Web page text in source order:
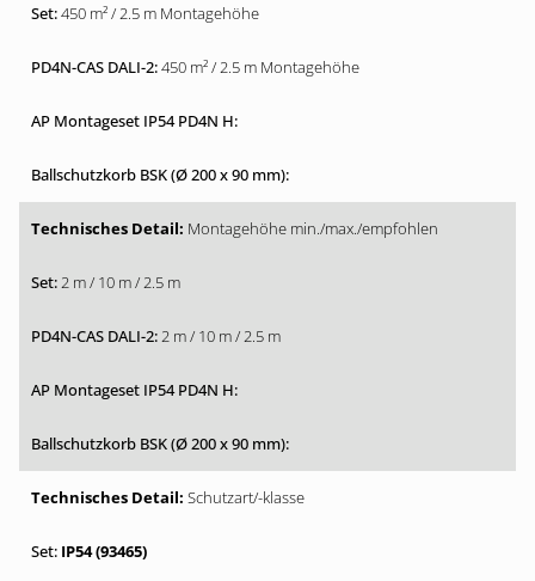
450 m² / 2.5 m Montagehöhe
450 m² / 2.5 m Montagehöhe
Montagehöhe min./max./empfohlen
2 m / 10 m / 2.5 m
2 m / 10 m / 2.5 m
Schutzart/-klasse
IP54 (93465)